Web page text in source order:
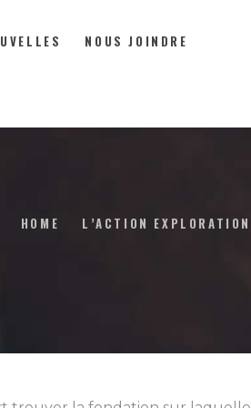
NOUS JOINDRE
HOME L’ACTION EXPLORATION